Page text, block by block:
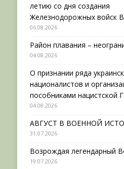
фондов ЦАМО
летию со дня создания
Железнодорожных войск
06.08.2026
Район плавания –
04.08.2026
О признании ряда
националистов и
пособниками нацистской
04.08.2026
АВГУСТ В ВОЕННОЙ
31.07.2026
Возрождая легендарный
19.07.2026